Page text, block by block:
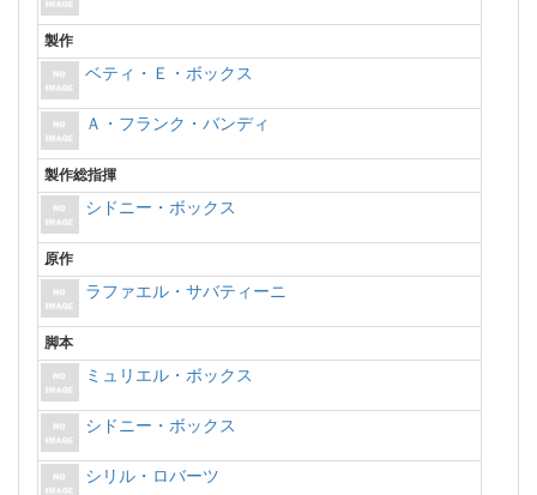
製作
ベティ・Ｅ・ボックス
Ａ・フランク・バンディ
製作総指揮
シドニー・ボックス
原作
ラファエル・サバティーニ
脚本
ミュリエル・ボックス
シドニー・ボックス
シリル・ロバーツ